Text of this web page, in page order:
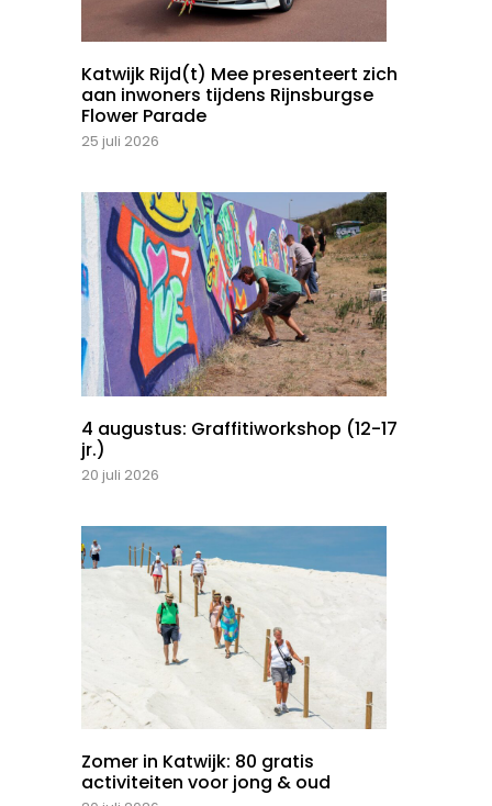
Katwijk Rijd(t) Mee presenteert zich
aan inwoners tijdens Rijnsburgse
Flower Parade
25 juli 2026
4 augustus: Graffitiworkshop (12-17
jr.)
20 juli 2026
Zomer in Katwijk: 80 gratis
activiteiten voor jong & oud